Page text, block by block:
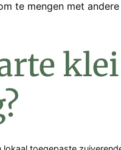
te mengen met